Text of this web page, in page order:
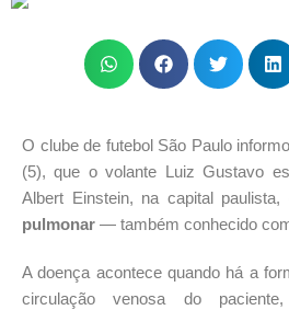
O clube de futebol São Paulo
(5), que o volante Luiz Gustavo
Albert Einstein, na capital paulista,
pulmonar — também conhecido
A doença acontece quando há a
circulação venosa do